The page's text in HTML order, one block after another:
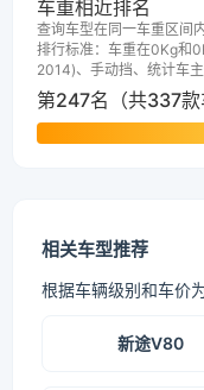
车重相近排名
查询车型在同一车重区间
排行标准：车重在0Kg和
2014)、手动挡、统计车主
第247名（共337款
相关车型推荐
根据车辆级别和车价
新途V80